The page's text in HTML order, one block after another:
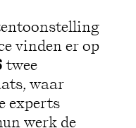
vinden er op
twee
waar
experts
werk de